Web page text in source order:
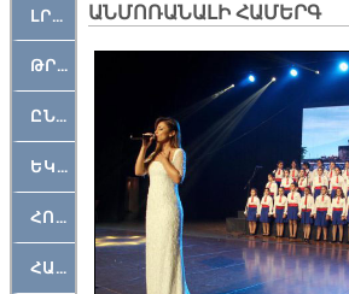
ԼՐԱՀՈՍ
ԹՐՔԱՀԱՅ ԿԵԱՆՔ
ԸՆԿԵՐԱՄՇԱԿՈՒԹԱՅԻՆ
ԵԿԵՂԵՑԱԿԱՆ
ՀՈԳԵՄՏԱՒՈՐ
ՀԱՐԹԱԿ
ԱՆՄՈՌԱՆԱԼԻ ՀԱՄԵՐԳ